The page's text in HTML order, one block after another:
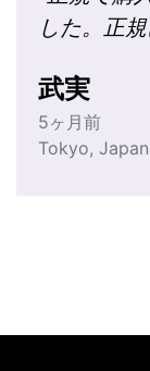
した。正
武実
5ヶ月前
Tokyo, Japan